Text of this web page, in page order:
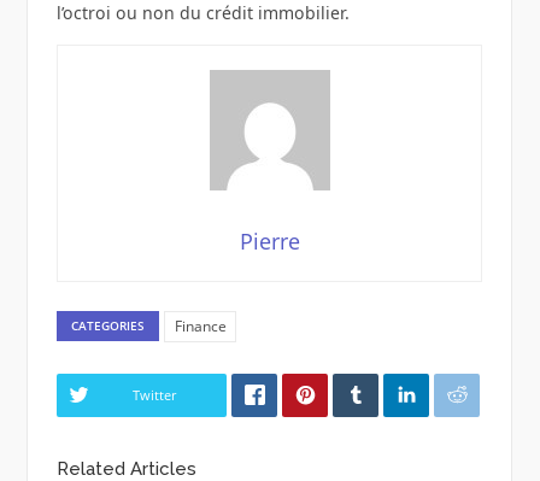
l’octroi ou non du crédit immobilier.
Pierre
CATEGORIES Finance
Twitter
Related Articles